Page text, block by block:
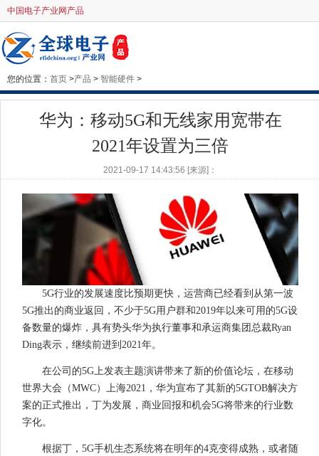
中国电子产业网产品
您的位置： 首页 >产品 > 智能硬件 >
华为：移动5G和无线家用宽带在
2021年设置为三倍
2021-09-17 14:43:56 [来源]：
5G行业的发展速度比预期更快，运营商已经看到从第一波
5G推出的商业返回，不少于5G用户群和2019年以来可用的5G设
备数量的爆炸，具有势头华为执行董事和承运商集团总裁Ryan
Ding表示，继续前进到2021年。
在公司的5G上发表主题演讲带来了新的价值论坛，在移动
世界大会（MWC）上海2021，华为宣布了其新的5GTOB解决方
案的正式推出，丁为发展，商业回报和机会5G将带来的行业数
字化。
根据丁，5G手机生态系统将在明年的4克变得成熟，或者随